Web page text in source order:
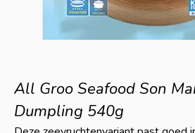
All Groo Seafood Son
Dumpling 540g